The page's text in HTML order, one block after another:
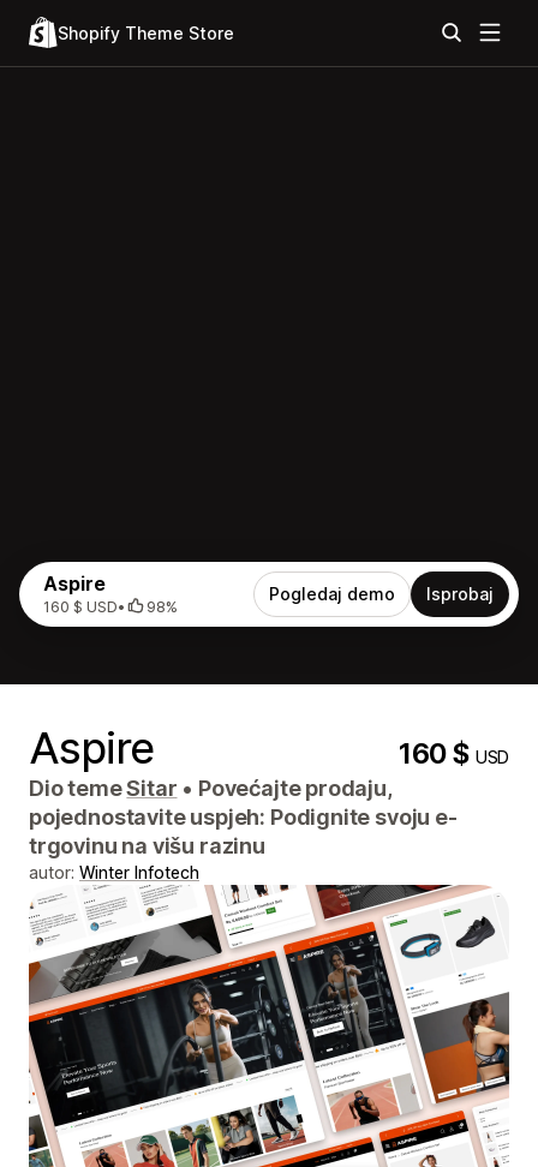
Shopify Theme Store
Aspire
160 $ USD• 98%
Pogledaj demo Isprobaj
Aspire 160 $USD
Dio temeSitar • Povećajte prodaju,
pojednostavite uspjeh: Podignite svoju e-
trgovinu na višu razinu
autor: Winter Infotech